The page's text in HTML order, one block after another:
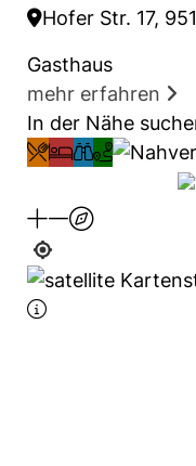
Hofer Str. 17,
Gasthaus
mehr erfahren
In der Nähe